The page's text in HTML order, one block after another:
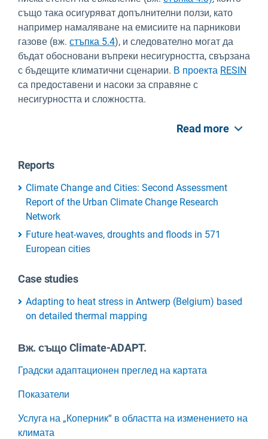
също така осигуряват допълнителни ползи, като
например намаляване на емисиите на парникови
газове (вж. стъпка 5.4), и следователно могат да
бъдат обосновани въпреки несигурността, свързана
с бъдещите климатични сценарии. В проекта RESIN
са предоставени и насоки за справяне с
несигурността и сложността.
Read more
Reports
Climate Change and Cities: Second Assessment
Report of the Urban Climate Change Research
Network
Future heat-waves, droughts and floods in 571
European cities
Case studies
Adapting to heat stress in Antwerp (Belgium) based
on detailed thermal mapping
Вж. също Climate-ADAPT.
Градски адаптационен преглед на картата
Показатели
Услуга на „Коперник“ в областта на изменението на
климата